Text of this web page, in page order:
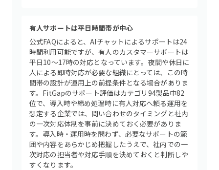
有人サポートは平日時間帯が中心
公式FAQによると、AIチャットによるサポートは24
時間利用可能ですが、有人のカスタマーサポートは
平日10〜17時の対応となっています。夜間や休日に
人による即時対応が必要な組織にとっては、この時
間帯の設計が運用上の前提条件となる場合がありま
す。FitGapのサポート評価はカテゴリ94製品中82
位で、導入時や締め処理時に有人対応へ頼る運用を
想定する企業では、問い合わせのタイミングと社内
の一次対応体制を事前に決めておく必要がありま
す。導入時・運用時を問わず、必要なサポートの範
囲や内容をあらかじめ把握したうえで、社内での一
次対応の担当者や対応手順を決めておくと判断しや
すくなります。